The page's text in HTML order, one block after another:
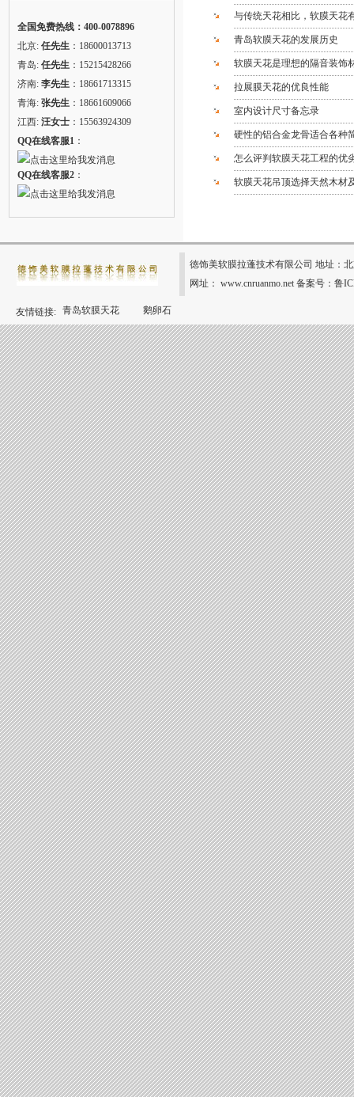
全国免费热线：400-0078896
北京: 任先生 ：18600013713
青岛: 任先生 ：15215428266
济南: 李先生 ：18661713315
青海: 张先生 ：18661609066
江西: 汪女士 ：15563924309
QQ在线客服1 ：
QQ在线客服2 ：
与传统天花相比，软膜天花
青岛软膜天花的发展历史
软膜天花是理想的隔音装饰
拉展膜天花的优良性能
室内设计尺寸备忘录
硬性的铝合金龙骨适合各种
怎么评判软膜天花工程的优
软膜天花吊顶选择天然木材
徳饰美软膜拉蓬技术有限公司 地址：北
网址： www.cnruanmo.net 备案号：鲁
友情链接: 青岛软膜天花 鹅卵石